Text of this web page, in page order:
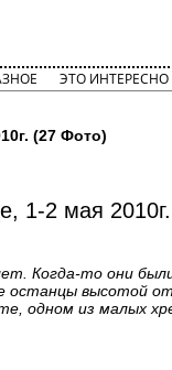
ЭТО ИНТЕРЕСНО
(27 Фото)
1-2 мая 2010г.
Когда-то они
останцы высотой
одном из малых